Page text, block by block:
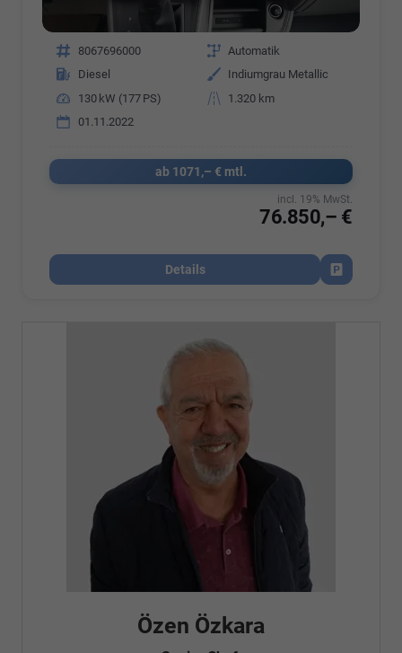
Fahrzeugnr. 8067696000 Getriebe Automatik
Kraftstoff
Diesel Außenfarbe
Indiumgrau Metallic
Leistung
130 kW (177 PS) Kilometerstand
1.320 km
01.11.2022
ab 1071,– € mtl.
76.850,– €
incl. 19% MwSt.
Details
Fahrzeug
Özen Özkara